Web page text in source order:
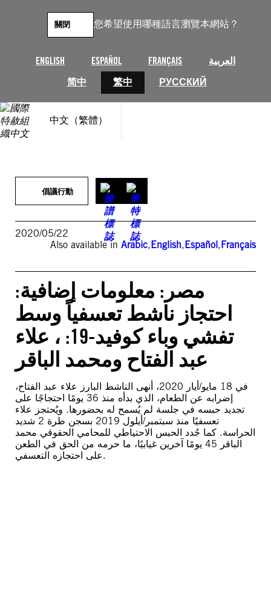
您希望使用哪種語言瀏覽本網站？
ENGLISH ESPAÑOL FRANÇAIS
العربية
简中
繁中 РУССКИЙ
關閉
中文（繁體）
倡議行動
2020/05/22
Also available in Arabic,English,Español,Français
مصر: معلومات إضافية:
احتجاز ناشط تعسفياً وسط
تفشي وباء كوفيد-19: ، علاء
عبد الفتاح ومحمد الباقر
في 18 مايو/أيار 2020، أنهى الناشط البارز علاء عبد الفتاح،
إضرابه عن الطعام، الذي بدأه منذ 36 يومًا احتجاجًا على
تجديد حبسه في جلسة لم يُسمح له بحضورها. ويُحتجز علاء
تعسفيًا منذ سبتمبر/أيلول 2019 بسجن طرة 2 شديد
الحراسة. كما جُدد الحبس الاحتياطي للمحامي الحقوقي محمد
الباقر 45 يومًا آخرين غيابيًا، ما حرمه من الحق في الطعن
على احتجازه التعسفي.